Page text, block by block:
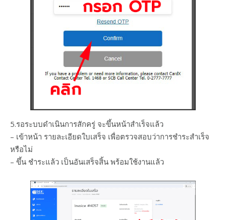
5.รอระบบดำเนินการสักครู่ จะขึ้นหน้าสำเร็จแล้ว
– เข้าหน้า รายละเอียดใบเสร็จ เพื่อตรวจสอบว่าการชำระสำเร็จ
หรือไม่
– ขึ้น ชำระแล้ว เป็นอันเสร็จสิ้น พร้อมใช้งานแล้ว